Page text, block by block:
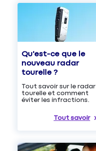
Qu'est-ce que le
nouveau radar
tourelle ?
Tout savoir sur le radar
tourelle et comment
éviter les infractions.
Tout savoir